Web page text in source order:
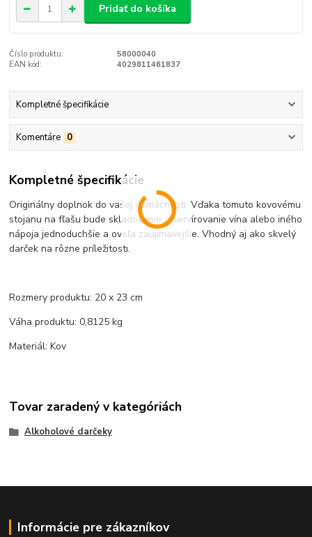
Pridať do košíka
Číslo produktu:
58000040
EAN kód:
4029811461837
Kompletné špecifikácie
Komentáre 0
Kompletné špecifikácie
Originálny doplnok do vašej domácnosti. Vďaka tomuto kovovému
stojanu na fľašu bude skladovanie a servírovanie vína alebo iného
nápoja jednoduchšie a oveľa zaujímavejšie. Vhodný aj ako skvelý
darček na rôzne príležitosti.
Rozmery produktu: 20 x 23 cm
Váha produktu: 0,8125 kg
Materiál: Kov
Tovar zaradený v kategóriách
Alkoholové darčeky
Informácie pre zákazníkov